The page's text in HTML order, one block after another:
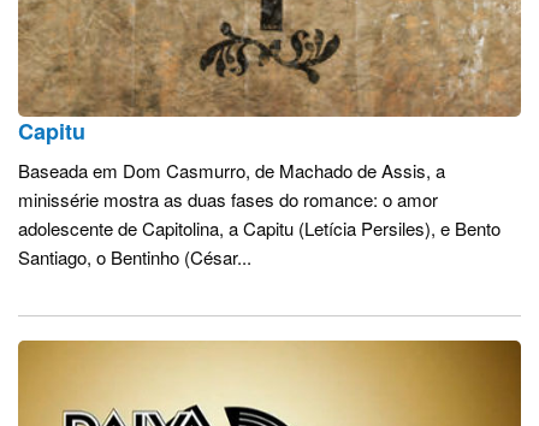
Capitu
Baseada em Dom Casmurro, de Machado de Assis, a
minissérie mostra as duas fases do romance: o amor
adolescente de Capitolina, a Capitu (Letícia Persiles), e Bento
Santiago, o Bentinho (César...